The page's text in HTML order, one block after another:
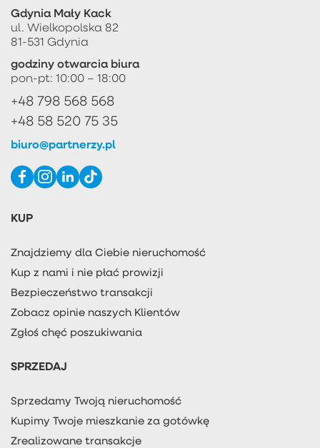
Gdynia Mały Kack
ul. Wielkopolska 82
81-531 Gdynia
godziny otwarcia biura
pon-pt: 10:00 – 18:00
+48 798 568 568
+48 58 520 75 35
biuro@partnerzy.pl
KUP
Znajdziemy dla Ciebie nieruchomość
Kup z nami i nie płać prowizji
Bezpieczeństwo transakcji
Zobacz opinie naszych Klientów
Zgłoś chęć poszukiwania
SPRZEDAJ
Sprzedamy Twoją nieruchomość
Kupimy Twoje mieszkanie za gotówkę
Zrealizowane transakcje